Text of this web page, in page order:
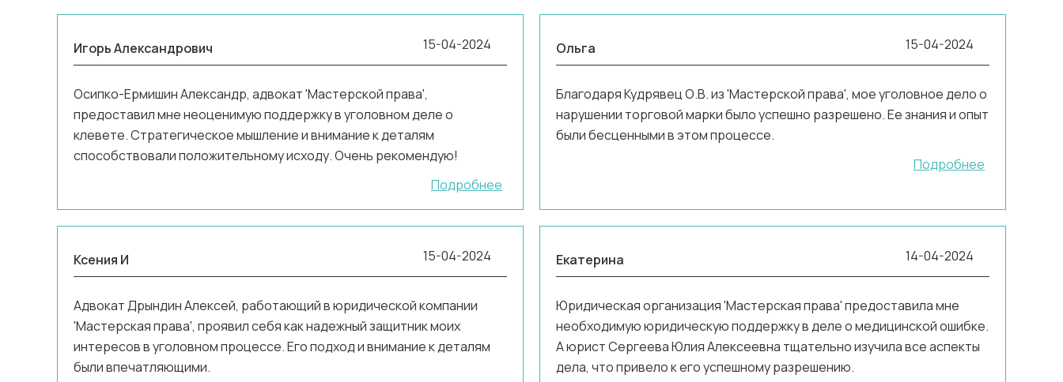
Игорь Александрович 15-04-2024
Осипко-Ермишин Александр, адвокат 'Мастерской права',
предоставил мне неоценимую поддержку в уголовном деле о
клевете. Стратегическое мышление и внимание к деталям
способствовали положительному исходу. Очень рекомендую!
Подробнее
Ольга 15-04-2024
Благодаря Кудрявец О.В. из 'Мастерской права', мое уголовное дело о
нарушении торговой марки было успешно разрешено. Ее знания и опыт
были бесценными в этом процессе.
Подробнее
Ксения И 15-04-2024
Адвокат Дрындин Алексей, работающий в юридической компании
'Мастерская права', проявил себя как надежный защитник моих
интересов в уголовном процессе. Его подход и внимание к деталям
были впечатляющими.
Екатерина 14-04-2024
Юридическая организация 'Мастерская права' предоставила мне
необходимую юридическую поддержку в деле о медицинской ошибке.
А юрист Сергеева Юлия Алексеевна тщательно изучила все аспекты
дела, что привело к его успешному разрешению.